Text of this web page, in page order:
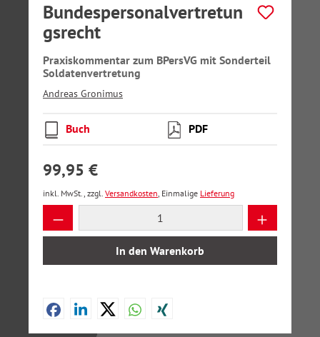
Bundespersonalvertretun
gsrecht
Praxiskommentar zum BPersVG mit Sonderteil
Soldatenvertretung
Andreas Gronimus
Buch PDF
99,95 €
inkl. MwSt., zzgl. Versandkosten, Einmalige Lieferung
Produkt Anzahl: Gib den gewünschten
In den Warenkorb